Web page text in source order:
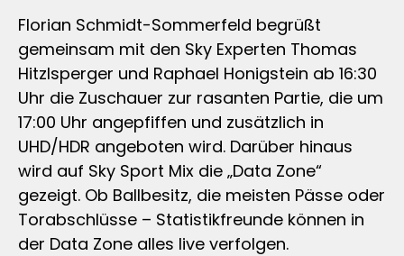
Florian Schmidt-Sommerfeld begrüßt
gemeinsam mit den Sky Experten Thomas
Hitzlsperger und Raphael Honigstein ab 16:30
Uhr die Zuschauer zur rasanten Partie, die um
17:00 Uhr angepfiffen und zusätzlich in
UHD/HDR angeboten wird. Darüber hinaus
wird auf Sky Sport Mix die „Data Zone“
gezeigt. Ob Ballbesitz, die meisten Pässe oder
Torabschlüsse – Statistikfreunde können in
der Data Zone alles live verfolgen.